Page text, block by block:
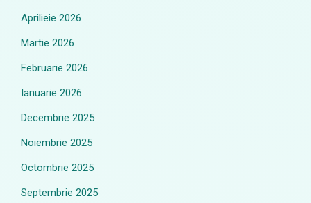
Aprilieie 2026
Martie 2026
Februarie 2026
Ianuarie 2026
Decembrie 2025
Noiembrie 2025
Octombrie 2025
Septembrie 2025